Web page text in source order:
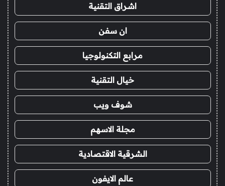
اشراق التقنية
ان سفن
مرابع التكنولوجيا
خيال التقنية
شوف ويب
مجلة الاسهم
الشرقية الاقتصادية
عالم الايفون